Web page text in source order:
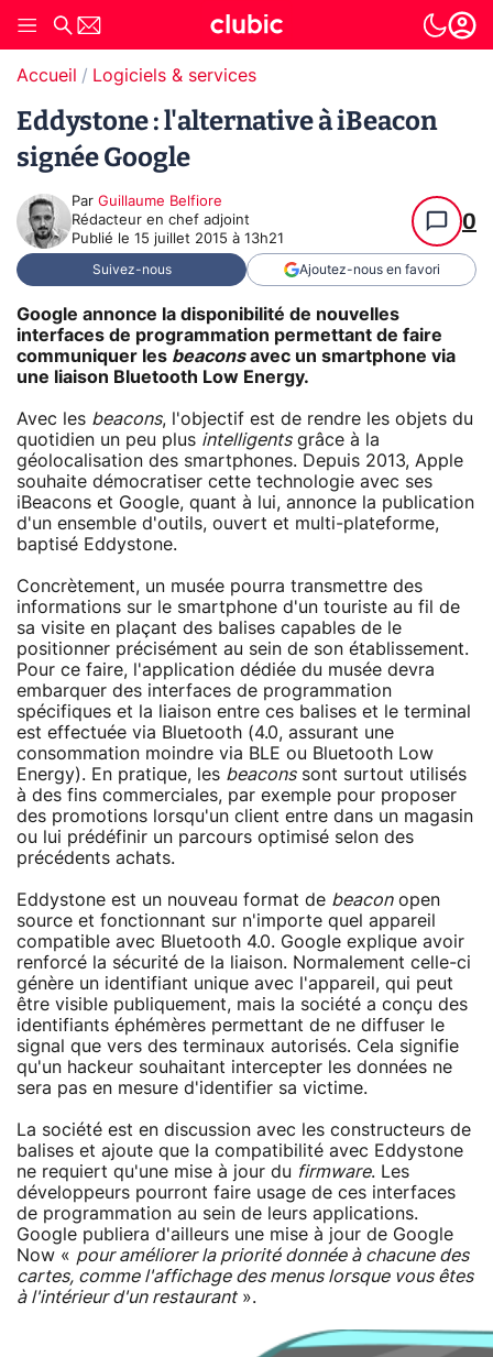
Accueil Logiciels & services
Eddystone : l'alternative à iBeacon
signée Google
Par Guillaume Belfiore
Rédacteur en chef adjoint
Publié le 15 juillet 2015 à 13h21
0
Suivez-nous Ajoutez-nous en favori
Google annonce la disponibilité de nouvelles
interfaces de programmation permettant de faire
communiquer les beaconsavec un smartphone via
une liaison Bluetooth Low Energy.
Avec les beacons, l'objectif est de rendre les objets du
quotidien un peu plus intelligentsgrâce à la
géolocalisation des smartphones. Depuis 2013, Apple
souhaite démocratiser cette technologie avec ses
iBeacons et Google, quant à lui, annonce la publication
d'un ensemble d'outils, ouvert et multi-plateforme,
baptisé Eddystone.
Concrètement, un musée pourra transmettre des
informations sur le smartphone d'un touriste au fil de
sa visite en plaçant des balises capables de le
positionner précisément au sein de son établissement.
Pour ce faire, l'application dédiée du musée devra
embarquer des interfaces de programmation
spécifiques et la liaison entre ces balises et le terminal
est effectuée via Bluetooth (4.0, assurant une
consommation moindre via BLE ou Bluetooth Low
Energy). En pratique, les beaconssont surtout utilisés
à des fins commerciales, par exemple pour proposer
des promotions lorsqu'un client entre dans un magasin
ou lui prédéfinir un parcours optimisé selon des
précédents achats.
Eddystone est un nouveau format de beaconopen
source et fonctionnant sur n'importe quel appareil
compatible avec Bluetooth 4.0. Google explique avoir
renforcé la sécurité de la liaison. Normalement celle-ci
génère un identifiant unique avec l'appareil, qui peut
être visible publiquement, mais la société a conçu des
identifiants éphémères permettant de ne diffuser le
signal que vers des terminaux autorisés. Cela signifie
qu'un hackeur souhaitant intercepter les données ne
sera pas en mesure d'identifier sa victime.
La société est en discussion avec les constructeurs de
balises et ajoute que la compatibilité avec Eddystone
ne requiert qu'une mise à jour du firmware. Les
développeurs pourront faire usage de ces interfaces
de programmation au sein de leurs applications.
Google publiera d'ailleurs une mise à jour de Google
Now « pour améliorer la priorité donnée à chacune des
cartes, comme l'affichage des menus lorsque vous êtes
à l'intérieur d'un restaurant».